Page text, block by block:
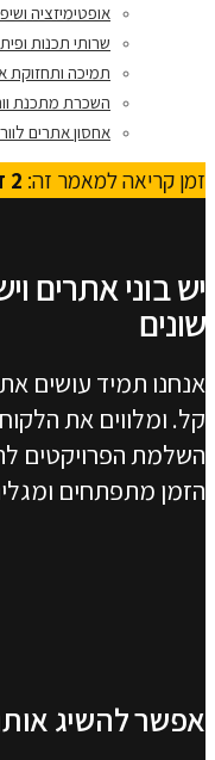
אופטימיזציה
שרותי תכנות
תמיכה ותחזוקת
השכרת מתכנת
אחסון אתרים
זמן קריאה למאמר זה: 2
יש בוני אתרים
שונים
אנחנו תמיד עושים
קל. ומלווים את
השלמת הפרויקטים
הזמן מתפתחים
אפשר להשיג